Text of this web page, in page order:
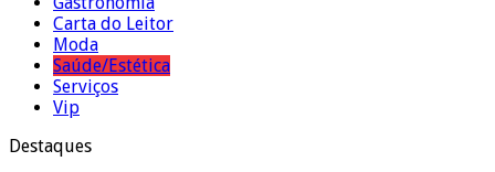
Carta do Leitor
Moda
Saúde/Estética
Serviços
Vip
Destaques